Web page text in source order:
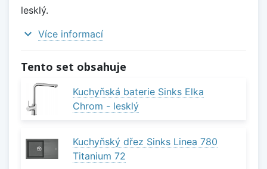
lesklý.
expand_more Více informací
Tento set obsahuje
Kuchyňská baterie Sinks Elka
Chrom - lesklý
Kuchyňský dřez Sinks Linea 780
Titanium 72